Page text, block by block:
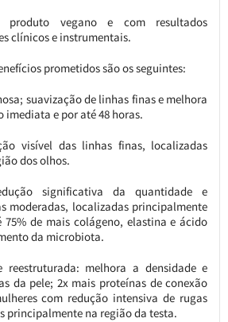
vegano e com resultados
clínicos e instrumentais.
prometidos são os seguintes:
suavização de linhas finas e melhora
e por até 48 horas.
visível das linhas finas, localizadas
dos olhos.
significativa da quantidade e
moderadas, localizadas principalmente
75% de mais colágeno, elastina e ácido
da microbiota.
reestruturada: melhora a densidade e
da pele; 2x mais proteínas de conexão
com redução intensiva de rugas
principalmente na região da testa.